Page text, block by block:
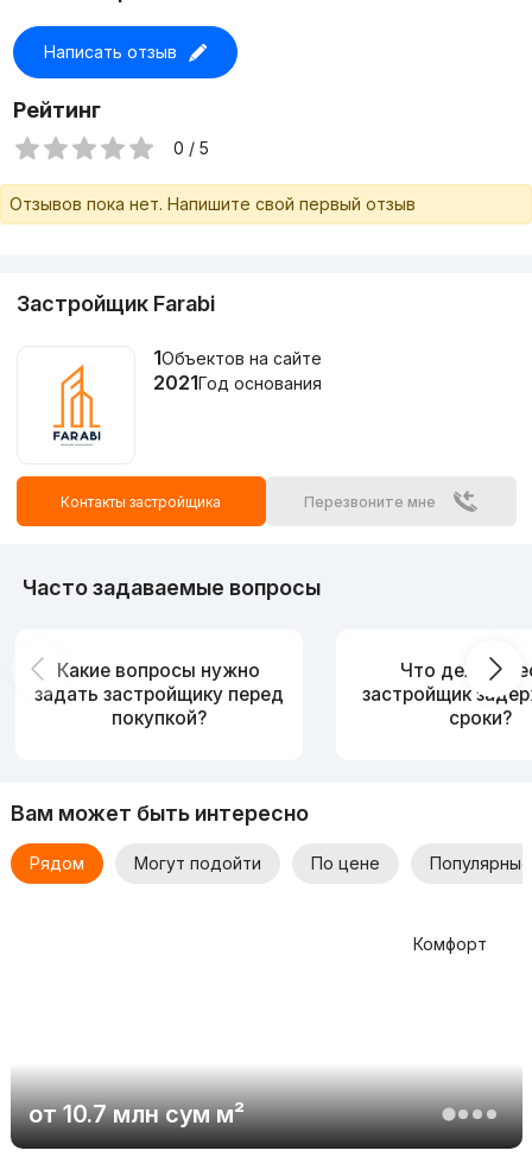
3-комнатные квартиры площадью от 86 до 89 кв. м. Их
цена начинается от 1.077.500.000 сум.
Для уточнения деталей и более подробной информации
просьба связываться с застройщиком.
Написать отзыв
Рейтинг
0 / 5
Отзывов пока нет. Напишите свой первый отзыв
Застройщик Farabi
1Объектов на сайте
2021Год основания
Контакты застройщика Перезвоните мне
Часто задаваемые вопросы
Какие вопросы нужно
задать застройщику перед
покупкой?
Что делать,
застройщик
сроки?
Вам может быть интересно
Рядом Могут подойти По цене Популярные
Комфорт
от10.7 млн сумм²